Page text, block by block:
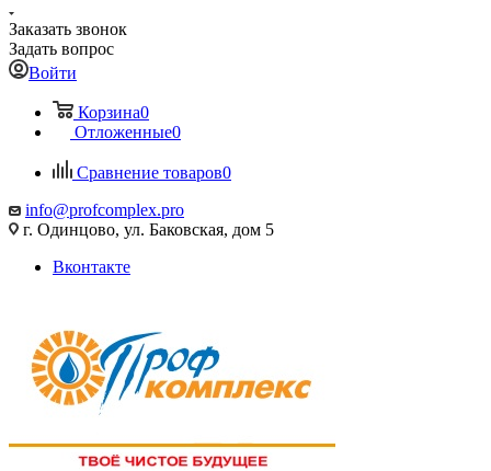
Заказать звонок
Задать вопрос
Войти
Корзина0
Отложенные0
Сравнение товаров0
info@profcomplex.pro
г. Одинцово, ул. Баковская, дом 5
Вконтакте